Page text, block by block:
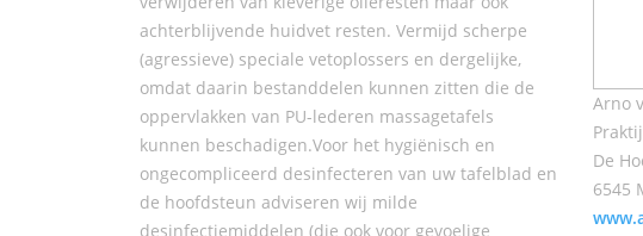
achterblijvende huidvet resten. Vermijd scherpe
(agressieve) speciale vetoplossers en dergelijke,
omdat daarin bestanddelen kunnen zitten die de
oppervlakken van PU-lederen massagetafels
kunnen beschadigen.Voor het hygiënisch en
ongecompliceerd desinfecteren van uw tafelblad en
de hoofdsteun adviseren wij milde
desinfectiemiddelen (die ook voor gevoelige
Arno
De
6545